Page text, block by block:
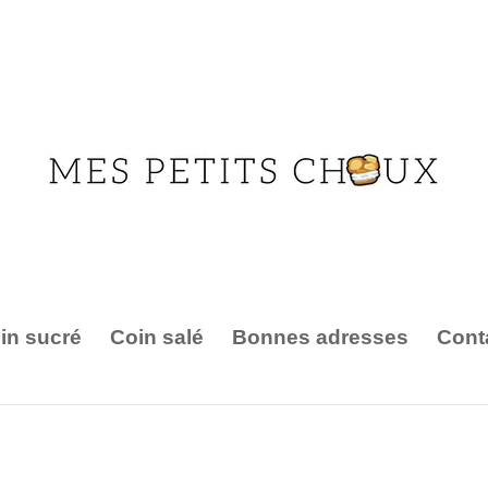
sucré Coin salé Bonnes adresses